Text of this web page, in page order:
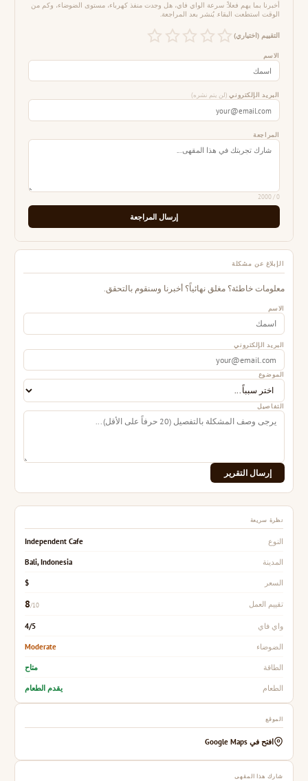
أخبرنا بما يهم فعلاً: سرعة الواي فاي، هل وجدت منفذ كهرباء، مستوى الضوضاء، وكم من
الوقت استطعت البقاء. يُنشر بعد المراجعة.
التقييم (اختياري)
الاسم
البريد الإلكتروني (لن يتم نشره)
المراجعة
0
/ 2000
إرسال المراجعة
الإبلاغ عن مشكلة
معلومات خاطئة؟ مغلق نهائياً؟ أخبرنا وسنقوم بالتحقق.
الاسم
البريد الإلكتروني
الموضوع
التفاصيل
إرسال التقرير
نظرة سريعة
النوع Independent Cafe
المدينة Bali, Indonesia
السعر $
تقييم العمل 8/10
واي فاي 4/5
الضوضاء Moderate
الطاقة متاح
الطعام يقدم الطعام
الموقع
افتح في Google Maps
شارك هذا المقهى